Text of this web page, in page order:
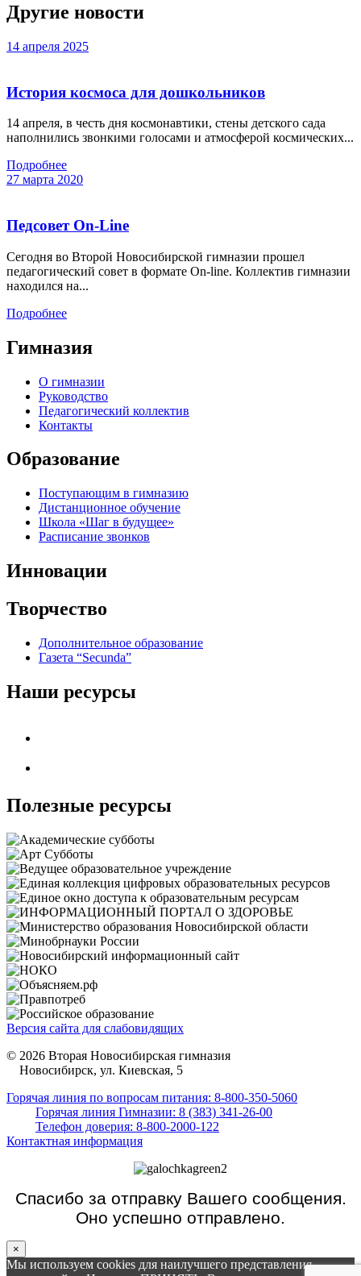
Другие новости
14 апреля 2025
История космоса для дошкольников
14 апреля, в честь дня космонавтики, стены детского сада
наполнились звонкими голосами и атмосферой космических...
Подробнее
27 марта 2020
Педсовет On-Line
Сегодня во Второй Новосибирской гимназии прошел
педагогический совет в формате On-line. Коллектив гимназии
находился на...
Подробнее
Гимназия
О гимназии
Руководство
Педагогический коллектив
Контакты
Образование
Поступающим в гимназию
Дистанционное обучение
Школа «Шаг в будущее»
Расписание звонков
Инновации
Творчество
Дополнительное образование
Газета “Secunda”
Наши ресурсы
Полезные ресурсы
Версия сайта для слабовидящих
© 2026 Вторая Новосибирская гимназия
Новосибирск, ул. Киевская, 5
Горячая линия по вопросам питания: 8-800-350-5060
Горячая линия Гимназии: 8 (383) 341-26-00
Телефон доверия: 8-800-2000-122
Контактная информация
Спасибо за отправку Вашего сообщения.
Оно успешно отправлено.
×
Мы используем cookies для наилучшего представления